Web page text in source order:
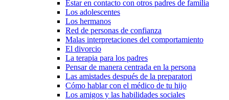
Estar en contacto con otros padres de familia
Los adolescentes
Los hermanos
Red de personas de confianza
Malas interpretaciones del comportamiento
El divorcio
La terapia para los padres
Pensar de manera centrada en la persona
Las amistades después de la preparatori
Cómo hablar con el médico de tu hijo
Los amigos y las habilidades sociales